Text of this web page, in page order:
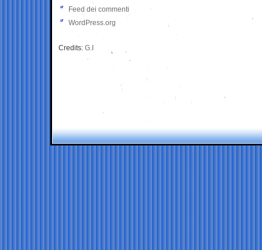
Feed dei commenti
WordPress.org
Credits: G.I